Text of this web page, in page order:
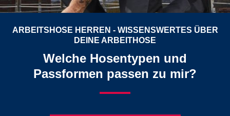
ARBEITSHOSE HERREN - WISSENSWERTES ÜBER
DEINE ARBEITHOSE
Welche Hosentypen und
Passformen passen zu mir?